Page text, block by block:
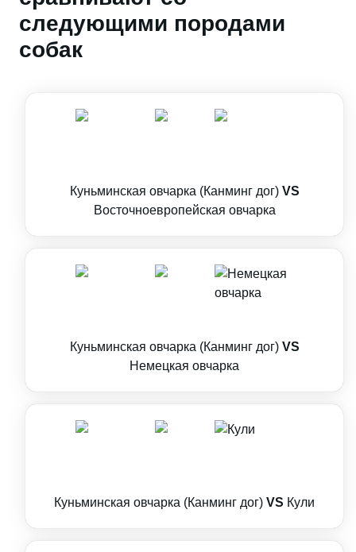
следующими породами
собак
Куньминская овчарка (Канминг дог) VS
Восточноевропейская овчарка
Куньминская овчарка (Канминг дог) VS
Немецкая овчарка
Куньминская овчарка (Канминг дог) VS Кули